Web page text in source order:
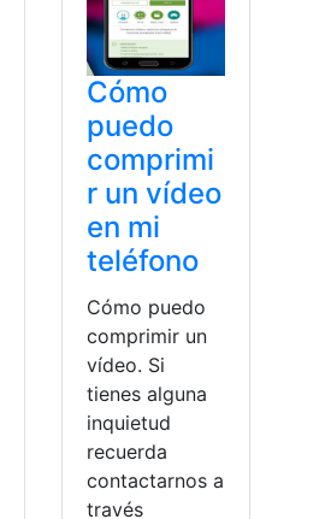
Cómo
puedo
comprimi
r un vídeo
en mi
teléfono
Cómo puedo
comprimir un
vídeo. Si
tienes alguna
inquietud
recuerda
contactarnos a
través